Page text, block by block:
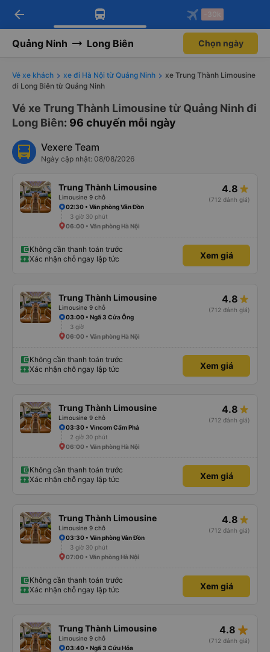
Tải app Vexere ngay!
Nhận ưu đãi thành viên độc
Mở app
Tải app Vexere
-30k/ghế khi đặt vé máy bay qua
Mở app
arrow_back -30k
Quảng Ninh Long Biên Chọn ngày
Vé xe khách xe đi Hà Nội từ Quảng Ninh
xe Trung Thành Limousine
đi Long Biên từ Quảng Ninh
Vé xe Trung Thành Limousine từ Quảng Ninh đi
Long Biên: 96 chuyến mỗi ngày
Vexere Team
Ngày cập nhật: 08/08/2026
Trung Thành Limousine
Limousine 9 chỗ
4.8
(712 đánh giá)
02:30 • Văn phòng Vân Đồn
3 giờ 30 phút
06:00 • Văn phòng Hà Nội
Không cần thanh toán trước
Xác nhận chỗ ngay lập tức
Xem giá
Trung Thành Limousine
Limousine 9 chỗ
4.8
(712 đánh giá)
03:00 • Ngã 3 Cửa Ông
3 giờ
06:00 • Văn phòng Hà Nội
Không cần thanh toán trước
Xác nhận chỗ ngay lập tức
Xem giá
Trung Thành Limousine
Limousine 9 chỗ
4.8
(712 đánh giá)
03:30 • Vincom Cẩm Phả
2 giờ 30 phút
06:00 • Văn phòng Hà Nội
Không cần thanh toán trước
Xác nhận chỗ ngay lập tức
Xem giá
Trung Thành Limousine
Limousine 9 chỗ
4.8
(712 đánh giá)
03:30 • Văn phòng Vân Đồn
3 giờ 30 phút
07:00 • Văn phòng Hà Nội
Không cần thanh toán trước
Xác nhận chỗ ngay lập tức
Xem giá
Trung Thành Limousine
Limousine 9 chỗ
4.8 star_rate
(712 đánh giá)
03:40 • Ngã 3 Cứu Hỏa